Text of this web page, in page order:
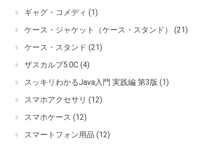
ギャグ・コメディ (1)
ケース・ジャケット（ケース・スタンド）
(21)
ケース・スタンド (21)
ザスカルプ5.0C (4)
スッキリわかるJava入門 実践編 第3版 (1)
スマホアクセサリ (12)
スマホケース (12)
スマートフォン用品 (12)